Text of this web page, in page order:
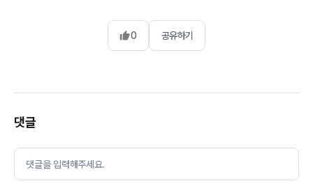
0 공유하기
댓글
댓글을 입력해주세요.